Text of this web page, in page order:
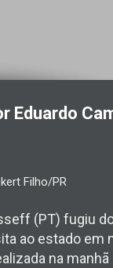
Eduardo
(PT) fugiu
ao estado em
na